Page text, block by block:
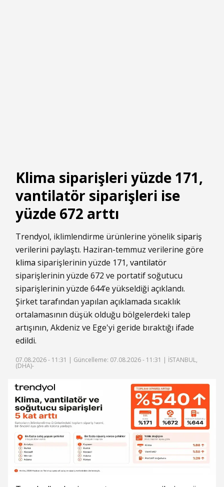
Klima siparişleri yüzde 171,
vantilatör siparişleri ise
yüzde 672 arttı
Trendyol, iklimlendirme ürünlerine yöneliksipariş
verilerini paylaştı. Haziran-temmuz verilerine göre
klima siparişlerinin yüzde 171, vantilatör
siparişlerinin yüzde 672 ve portatif soğutucu
siparişlerinin yüzde 644’e yükseldiği açıklandı.
Şirket tarafından yapılan açıklamada sıcaklık
ortalamasının düşük olduğu bölgelerdeki talep
artışının, Akdeniz ve Ege'yi geride bıraktığı ifade
edildi.
07.08.2026 - 11:31 | Güncelleme: 07.08.2026 - 11:31 | İSTANBUL,
(DHA)-